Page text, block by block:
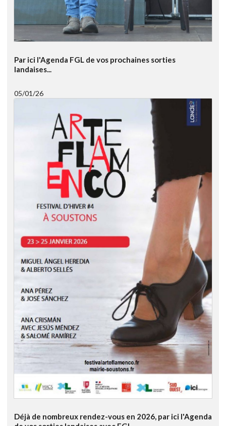
Par ici l'Agenda FGL de vos prochaines sorties
landaises...
05/01/26
Déjà de nombreux rendez-vous en 2026, par ici l'Agenda